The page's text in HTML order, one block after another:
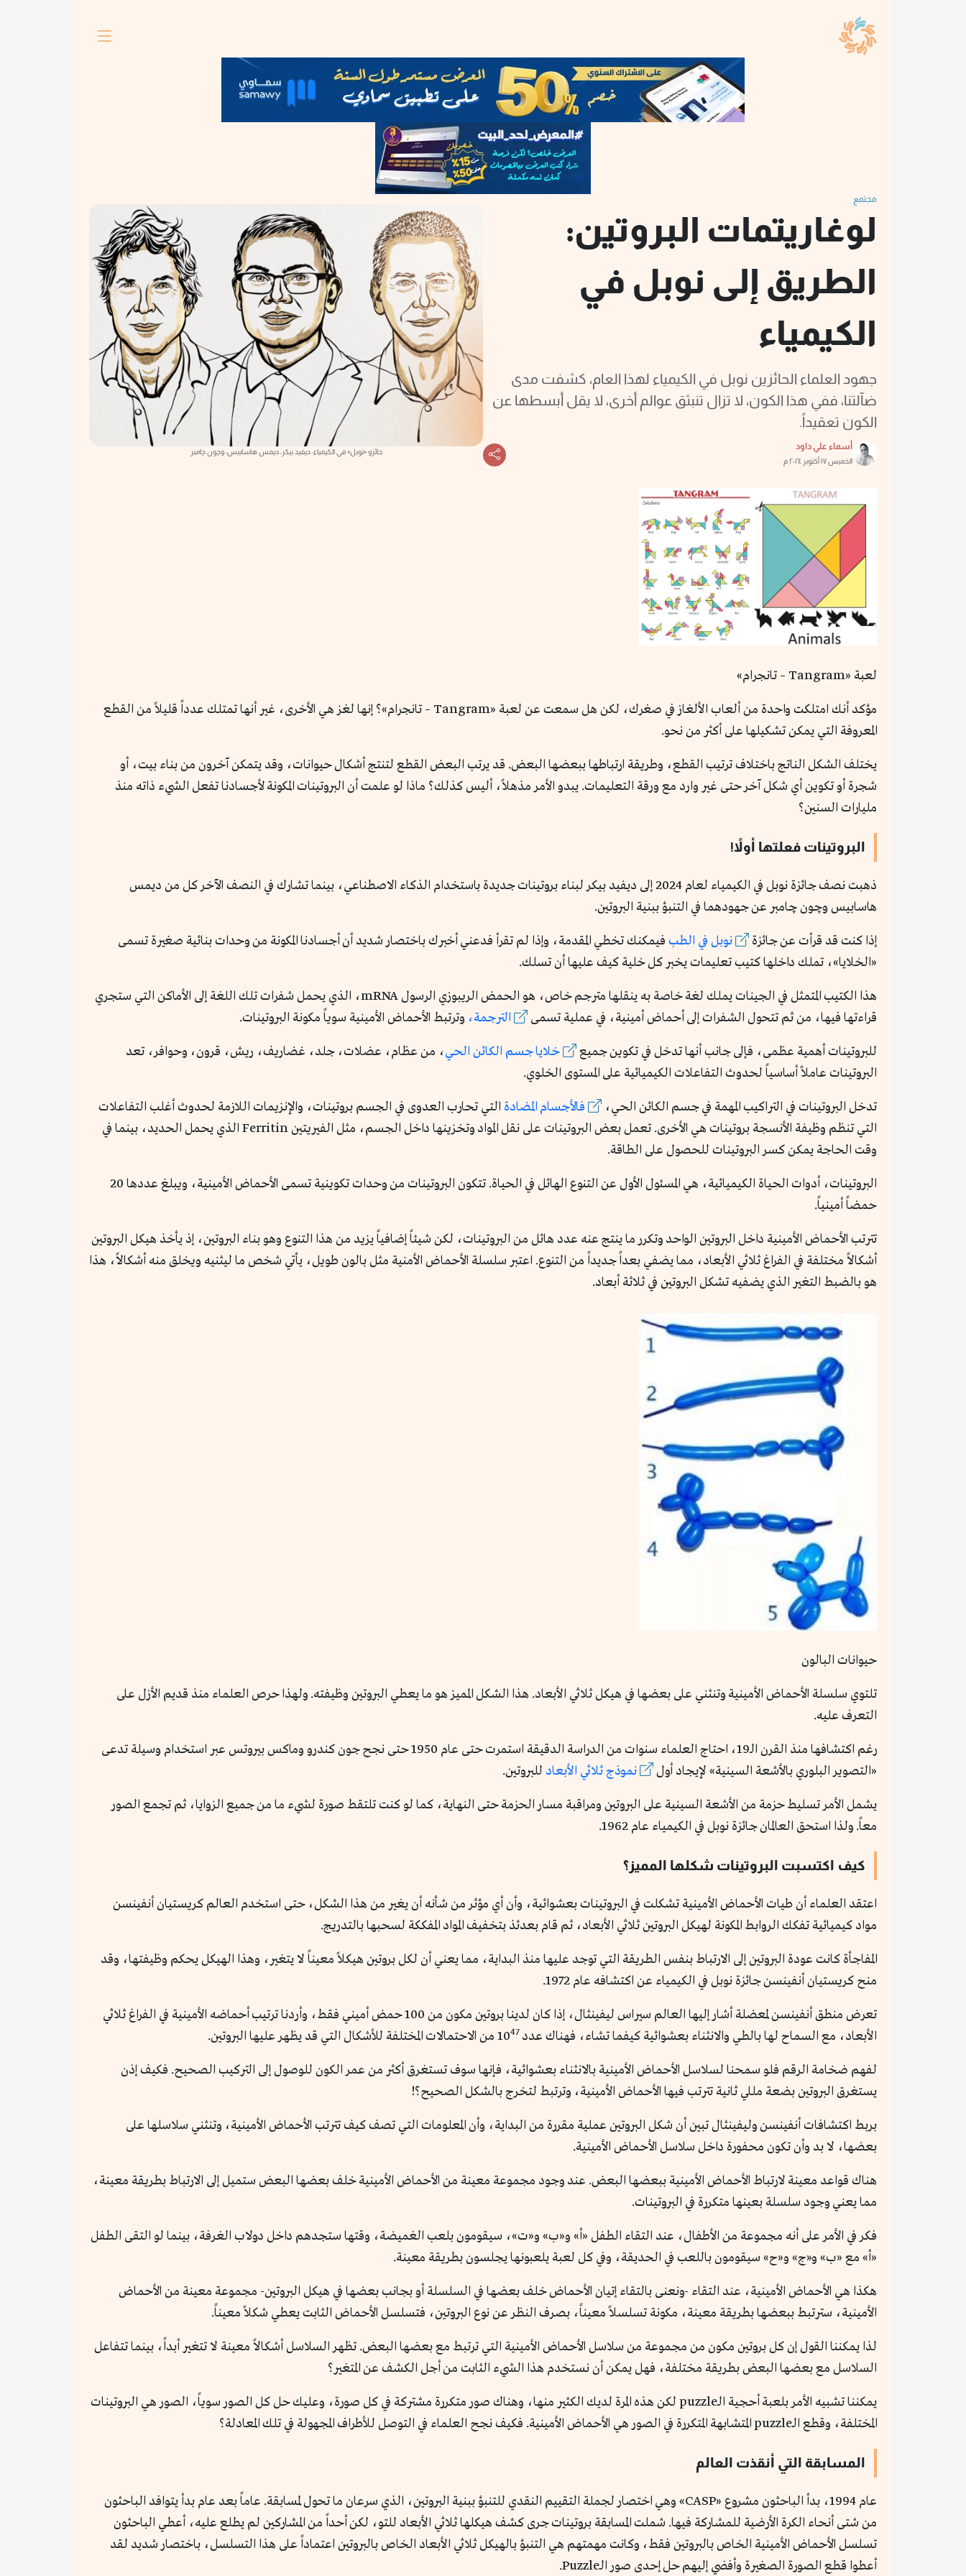
مجتمع
لوغاريتمات البروتين:
الطريق إلى نوبل في
الكيمياء
جهود العلماء الحائزين نوبل في الكيمياء لهذا العام، كشفت مدى
ضآلتنا، ففي هذا الكون، لا تزال تنبثق عوالم أخرى، لا يقل أبسطها عن
الكون تعقيداً.
أسماء علي داود
الخميس ١٧ أكتوبر ٢٠٢٤ م
حائزو «نوبل» في الكيمياء: ديفيد بيكر، ديمس هاسابيس، وچون چامبر
لعبة «Tangram – تانجرام»
مؤكد أنك امتلكت واحدة من ألعاب الألغاز في صغرك، لكن هل سمعت عن لعبة «Tangram – تانجرام»؟ إنها لغز هي الأخرى، غير أنها تمتلك عدداً قليلاً من القطع
المعروفة التي يمكن تشكيلها على أكثر من نحو.
يختلف الشكل الناتج باختلاف ترتيب القطع، وطريقة ارتباطها ببعضها البعض. قد يرتب البعض القطع لتنتج أشكال حيوانات، وقد يتمكن آخرون من بناء بيت، أو
شجرة أو تكوين أي شكل آخر حتى غير وارد مع ورقة التعليمات. يبدو الأمر مذهلاً، أليس كذلك؟ ماذا لو علمت أن البروتينات المكونة لأجسادنا تفعل الشيء ذاته منذ
مليارات السنين؟
البروتينات فعلتها أولاً!
ذهبت نصف جائزة نوبل في الكيمياء لعام 2024 إلى ديفيد بيكر لبناء بروتينات جديدة باستخدام الذكاء الاصطناعي، بينما تشارك في النصف الآخر كل من ديمس
هاسابيس وچون چامبر عن جهودهما في التنبؤ ببنية البروتين.
إذا كنت قد قرأت عن جائزة نوبل في الطب فيمكنك تخطي المقدمة، وإذا لم تقرأ فدعني أخبرك باختصار شديد أن أجسادنا المكونة من وحدات بنائية صغيرة تسمى
«الخلايا»، تملك داخلها كتيب تعليمات يخبر كل خلية كيف عليها أن تسلك.
هذا الكتيب المتمثل في الجينات يملك لغة خاصة به ينقلها مترجم خاص، هو الحمض الريبوزي الرسول mRNA، الذي يحمل شفرات تلك اللغة إلى الأماكن التي ستجري
قراءتها فيها، من ثم تتحول الشفرات إلى أحماض أمينية، في عملية تسمى
الترجمة، وترتبط الأحماض الأمينية سوياً مكونة البروتينات.
للبروتينات أهمية عظمى، فإلى جانب أنها تدخل في تكوين جميع خلايا جسم الكائن الحي، من عظام، عضلات، جلد، غضاريف، ريش، قرون، وحوافر، تعد
البروتينات عاملاً أساسياً لحدوث التفاعلات الكيميائية على المستوى الخلوي.
تدخل البروتينات في التراكيب المهمة في جسم الكائن الحي، فالأجسام المضادة التي تحارب العدوى في الجسم بروتينات، والإنزيمات اللازمة لحدوث أغلب التفاعلات
التي تنظم وظيفة الأنسجة بروتينات هي الأخرى. تعمل بعض البروتينات على نقل المواد وتخزينها داخل الجسم، مثل الفيريتين Ferritin الذي يحمل الحديد، بينما في
وقت الحاجة يمكن كسر البروتينات للحصول على الطاقة.
البروتينات، أدوات الحياة الكيميائية، هي المسئول الأول عن التنوع الهائل في الحياة. تتكون البروتينات من وحدات تكوينية تسمى الأحماض الأمينية، ويبلغ عددها 20
حمضاً أمينياً.
تترتب الأحماض الأمينية داخل البروتين الواحد وتكرر ما ينتج عنه عدد هائل من البروتينات، لكن شيئاً إضافياً يزيد من هذا التنوع وهو بناء البروتين، إذ يأخذ هيكل البروتين
أشكالاً مختلفة في الفراغ ثلاثي الأبعاد، مما يضفي بعداً جديداً من التنوع. اعتبر سلسلة الأحماض الأمنية مثل بالون طويل، يأتي شخص ما ليثنيه ويخلق منه أشكالاً، هذا
هو بالضبط التغير الذي يضفيه تشكل البروتين في ثلاثة أبعاد.
حيوانات البالون
تلتوي سلسلة الأحماض الأمينية وتنثني على بعضها في هيكل ثلاثي الأبعاد. هذا الشكل المميز هو ما يعطي البروتين وظيفته. ولهذا حرص العلماء منذ قديم الأزل على
التعرف عليه.
رغم اكتشافها منذ القرن الـ19، احتاج العلماء سنوات من الدراسة الدقيقة استمرت حتى عام 1950 حتى نجح جون كندرو وماكس بيروتس عبر استخدام وسيلة تدعى
«التصوير البلوري بالأشعة السينية» لإيجاد أول
نموذج ثلاثي الأبعاد للبروتين.
يشمل الأمر تسليط حزمة من الأشعة السينية على البروتين ومراقبة مسار الحزمة حتى النهاية، كما لو كنت تلتقط صورة لشيء ما من جميع الزوايا، ثم تجمع الصور
معاً. ولذا استحق العالمان جائزة نوبل في الكيمياء عام 1962.
كيف اكتسبت البروتينات شكلها المميز؟
اعتقد العلماء أن طيات الأحماض الأمينية تشكلت في البروتينات بعشوائية، وأن أي مؤثر من شأنه أن يغير من هذا الشكل، حتى استخدم العالم كريستيان أنفينسن
مواد كيميائية تفكك الروابط المكونة لهيكل البروتين ثلاثي الأبعاد، ثم قام بعدئذ بتخفيف المواد المفككة لسحبها بالتدريج.
المفاجأة كانت عودة البروتين إلى الارتباط بنفس الطريقة التي توجد عليها منذ البداية، مما يعني أن لكل بروتين هيكلاً معيناً لا يتغير، وهذا الهيكل يحكم وظيفتها، وقد
منح كريستيان أنفينسن جائزة نوبل في الكيمياء عن اكتشافه عام 1972.
تعرض منطق أنفينسن لمعضلة أشار إليها العالم سيراس ليفينثال، إذا كان لدينا بروتين مكون من 100 حمض أميني فقط، وأردنا ترتيب أحماضه الأمينية في الفراغ ثلاثي
الأبعاد، مع السماح لها بالطي والانثناء بعشوائية كيفما تشاء، فهناك عدد 10 47 من الاحتمالات المختلفة للأشكال التي قد يظهر عليها البروتين.
لفهم ضخامة الرقم فلو سمحنا لسلاسل الأحماض الأمينية بالانثناء بعشوائية، فإنها سوف تستغرق أكثر من عمر الكون للوصول إلى التركيب الصحيح. فكيف إذن
يستغرق البروتين بضعة مللي ثانية تترتب فيها الأحماض الأمينية، وترتبط لتخرج بالشكل الصحيح؟!
بربط اكتشافات أنفينسن وليفينثال تبين أن شكل البروتين عملية مقررة من البداية، وأن المعلومات التي تصف كيف تترتب الأحماض الأمينية، وتنثني سلاسلها على
بعضها، لا بد وأن تكون محفورة داخل سلاسل الأحماض الأمينية.
هناك قواعد معينة لارتباط الأحماض الأمينية ببعضها البعض. عند وجود مجموعة معينة من الأحماض الأمينية خلف بعضها البعض ستميل إلى الارتباط بطريقة معينة،
مما يعني وجود سلسلة بعينها متكررة في البروتينات.
فكر في الأمر على أنه مجموعة من الأطفال، عند التقاء الطفل «أ» و«ب» و«ت»، سيقومون بلعب الغميضة، وقتها ستجدهم داخل دولاب الغرفة، بينما لو التقى الطفل
«أ» مع «ب» و«ج» و«ح» سيقومون باللعب في الحديقة، وفي كل لعبة يلعبونها يجلسون بطريقة معينة.
هكذا هي الأحماض الأمينية، عند التقاء -ونعنى بالتقاء إتيان الأحماض خلف بعضها في السلسلة أو بجانب بعضها في هيكل البروتين- مجموعة معينة من الأحماض
الأمينية، سترتبط ببعضها بطريقة معينة، مكونة تسلسلاً معيناً، بصرف النظر عن نوع البروتين، فتسلسل الأحماض الثابت يعطي شكلاً معيناً.
لذا يمكننا القول إن كل بروتين مكون من مجموعة من سلاسل الأحماض الأمينية التي ترتبط مع بعضها البعض. تظهر السلاسل أشكالاً معينة لا تتغير أبداً، بينما تتفاعل
السلاسل مع بعضها البعض بطريقة مختلفة، فهل يمكن أن نستخدم هذا الشيء الثابت من أجل الكشف عن المتغير؟
يمكننا تشبيه الأمر بلعبة أحجية الـpuzzle لكن هذه المرة لديك الكثير منها، وهناك صور متكررة مشتركة في كل صورة، وعليك حل كل الصور سوياً، الصور هي البروتينات
المختلفة، وقطع الـpuzzle المتشابهة المتكررة في الصور هي الأحماض الأمينية. فكيف نجح العلماء في التوصل للأطراف المجهولة في تلك المعادلة؟
المسابقة التي أنقذت العالم
عام 1994، بدأ الباحثون مشروع «CASP» وهي اختصار لجملة التقييم النقدي للتنبؤ ببنية البروتين، الذي سرعان ما تحول لمسابقة. عاماً بعد عام بدأ يتوافد الباحثون
من شتى أنحاء الكرة الأرضية للمشاركة فيها. شملت المسابقة بروتينات جرى كشف هيكلها ثلاثي الأبعاد للتو، لكن أحداً من المشاركين لم يطلع عليه، أعطي الباحثون
تسلسل الأحماض الأمينية الخاص بالبروتين فقط، وكانت مهمتهم هي التنبؤ بالهيكل ثلاثي الأبعاد الخاص بالبروتين اعتماداً على هذا التسلسل، باختصار شديد لقد
أعطوا قطع الصورة الصغيرة وأفضي إليهم حل إحدى صور الـPuzzle.